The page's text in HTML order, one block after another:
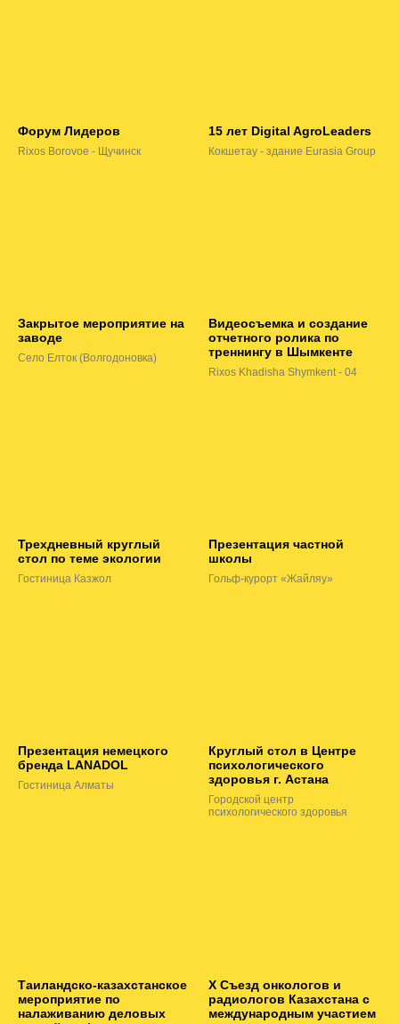
Форум Лидеров
Rixos Borovoe - Щучинск
15 лет Digital AgroLeaders
Кокшетау - здание Eurasia Group
Закрытое мероприятие на
заводе
Село Елток (Волгодоновка)
Видеосъемка и создание
отчетного ролика по
треннингу в Шымкенте
Rixos Khadisha Shymkent - 04
Трехдневный круглый
стол по теме экологии
Гостиница Казжол
Презентация частной
школы
Гольф-курорт «Жайляу»
Презентация немецкого
бренда LANADOL
Гостиница Алматы
Круглый стол в Центре
психологического
здоровья г. Астана
Городской центр
психологического здоровья
Таиландско-казахстанское
мероприятие по
налаживанию деловых
Х Съезд онкологов и
радиологов Казахстана с
международным участием